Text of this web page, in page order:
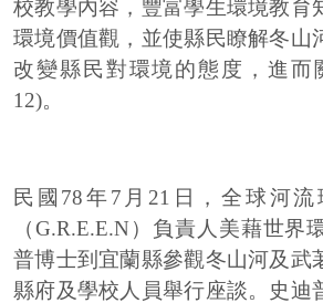
校教學內容，豐富學生環境教育
環境價值觀，並使縣民瞭解冬山
改變縣民對環境的態度，進而
12)。
民國78年7月21日，全球河
（G.R.E.E.N）負責人美藉世界
普博士到宜蘭縣參觀冬山河及武
縣府及學校人員舉行座談。史迪